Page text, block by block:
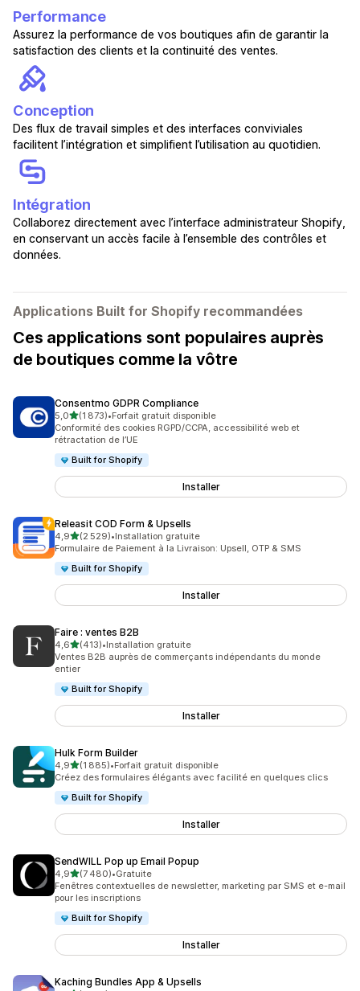
Performance
Assurez la performance de vos boutiques afin de garantir la
satisfaction des clients et la continuité des ventes.
Conception
Des flux de travail simples et des interfaces conviviales
facilitent l’intégration et simplifient l’utilisation au quotidien.
Intégration
Collaborez directement avec l’interface administrateur Shopify,
en conservant un accès facile à l’ensemble des contrôles et
données.
Applications Built for Shopify recommandées
Ces applications sont populaires auprès
de boutiques comme la vôtre
Consentmo GDPR Compliance
5,0étoile(s) sur 5
(1 873)
1873 avis au total
•Forfait gratuit disponible
Conformité des cookies RGPD/CCPA, accessibilité web et
rétractation de l’UE
Built for Shopify
Installer
Releasit COD Form & Upsells
4,9étoile(s) sur 5
(2 529)
2529 avis au total
•Installation gratuite
Formulaire de Paiement à la Livraison: Upsell, OTP & SMS
Built for Shopify
Installer
Faire : ventes B2B
4,6étoile(s) sur 5
(413)
413 avis au total
•Installation gratuite
Ventes B2B auprès de commerçants indépendants du monde
entier
Built for Shopify
Installer
Hulk Form Builder
4,9étoile(s) sur 5
(1 885)
1885 avis au total
•Forfait gratuit disponible
Créez des formulaires élégants avec facilité en quelques clics
Built for Shopify
Installer
SendWILL Pop up Email Popup
4,9étoile(s) sur 5
(7 480)
7480 avis au total
•Gratuite
Fenêtres contextuelles de newsletter, marketing par SMS et e-mail
pour les inscriptions
Built for Shopify
Installer
Kaching Bundles App & Upsells